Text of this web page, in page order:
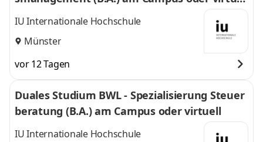
l
IU Internationale Hochschule
Münster
vor 12 Tagen
Duales Studium BWL - Spezialisierung Steuer
beratung (B.A.) am Campus oder virtuell
IU Internationale Hochschule